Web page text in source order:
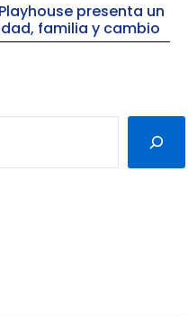
presenta un
familia y cambio